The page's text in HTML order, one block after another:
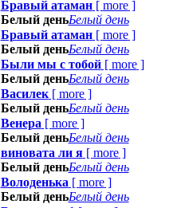
Бравый атаман[ more]
Белый деньБелый день
Бравый атаман[ more]
Белый деньБелый день
Были мы с тобой[ more]
Белый деньБелый день
Василек[ more]
Белый деньБелый день
Венера [ more]
Белый деньБелый день
виновата ли я[ more]
Белый деньБелый день
Володенька [ more]
Белый деньБелый день